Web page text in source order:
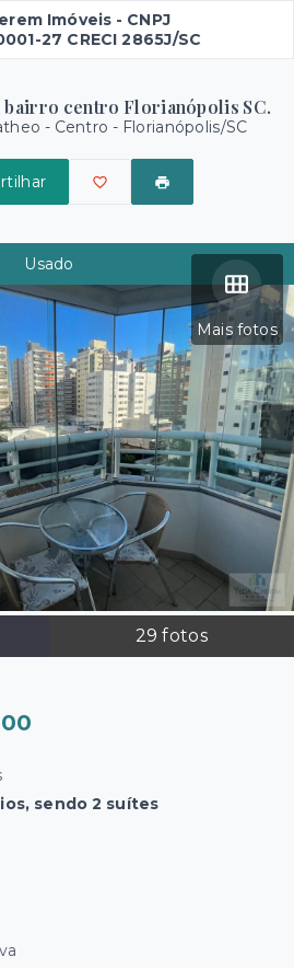
Imóveis - CNPJ
27 CRECI 2865J/SC
bairro centro Florianópolis SC.
- Centro - Florianópolis/SC
Mais fotos
29 fotos
Usado
sendo 2 suítes